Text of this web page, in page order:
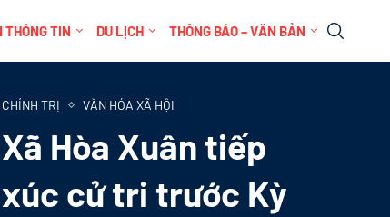
THÔNG TIN DU LỊCH THÔNG BÁO – VĂN BẢN
CHÍNH TRỊ VĂN HÓA XÃ HỘI
Xã Hòa Xuân tiếp
xúc cử tri trước Kỳ